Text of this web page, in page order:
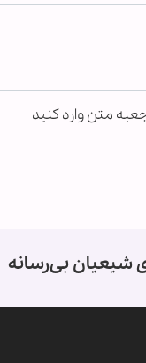
متن وارد کنید
شیعیان بی‌رسانه